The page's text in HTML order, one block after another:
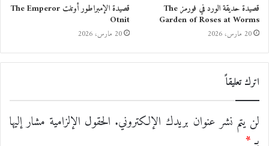
قصيدة حديقة الورد في فورمز The
Garden of Roses at Worms
20 مارس، 2026
قصيدة الإمبراطور أوتنت The Emperor
Otnit
20 مارس، 2026
اترك تعليقاً
لن يتم نشر عنوان بريدك الإلكتروني. الحقول الإلزامية مشار إليها
بـ*